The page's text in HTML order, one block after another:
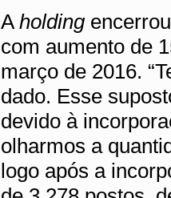
Aholding
com aumento de
março de 2016.
dado. Esse
devido à
olharmos a
logo após a